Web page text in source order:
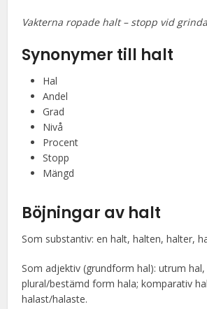
Vakterna ropade halt – stopp vid
Synonymer till halt
Hal
Andel
Grad
Nivå
Procent
Stopp
Mängd
Böjningar av halt
Som substantiv: en halt, halten, halter,
Som adjektiv (grundform hal): utrum
plural/bestämd form hala; komparativ
halast/halaste.